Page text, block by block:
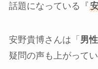
話題になっている『
安野貴博さんは「 男
疑問の声も上がってい